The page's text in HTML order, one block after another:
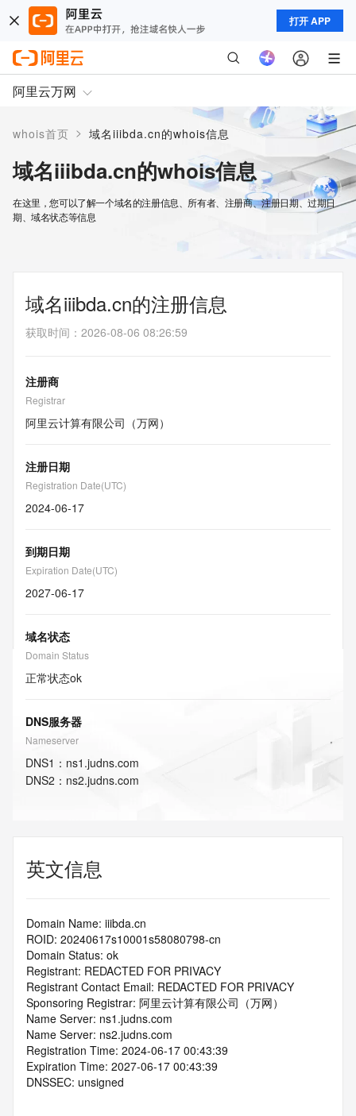
打开 APP
阿里云万网
whois首页 > 域名iiibda.cn的whois信息
域名iiibda.cn的whois信息
在这里，您可以了解一个域名的注册信息、所有者、注册商、注册日期、过期日
期、域名状态等信息
域名iiibda.cn的注册信息
获取时间 ： 2026-08-06 08:26:59
注册商
Registrar
阿里云计算有限公司（万网）
注册日期
Registration Date(UTC)
2024-06-17
到期日期
Expiration Date(UTC)
2027-06-17
域名状态
Domain Status
正常状态ok
DNS服务器
Nameserver
DNS1 ： ns1.judns.com
DNS2 ： ns2.judns.com
英文信息
Domain Name: iiibda.cn
ROID: 20240617s10001s58080798-cn
Domain Status: ok
Registrant: REDACTED FOR PRIVACY
Registrant Contact Email: REDACTED FOR PRIVACY
Sponsoring Registrar: 阿里云计算有限公司（万网）
Name Server: ns1.judns.com
Name Server: ns2.judns.com
Registration Time: 2024-06-17 00:43:39
Expiration Time: 2027-06-17 00:43:39
DNSSEC: unsigned